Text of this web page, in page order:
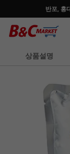
상품설명